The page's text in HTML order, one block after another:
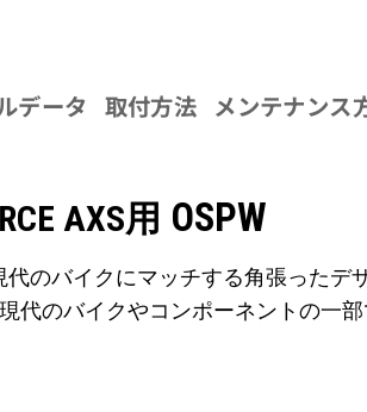
データ 取付方法 メンテナンス
AXS用 OSPW
代のバイクにマッチする角張った
現代のバイクやコンポーネントの一